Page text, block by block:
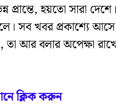
প্রান্তে, হয়তো সারা
সব খবর প্রকাশ্যে আসে
তা আর বলার অপেক্ষা
ক্লিক করুন